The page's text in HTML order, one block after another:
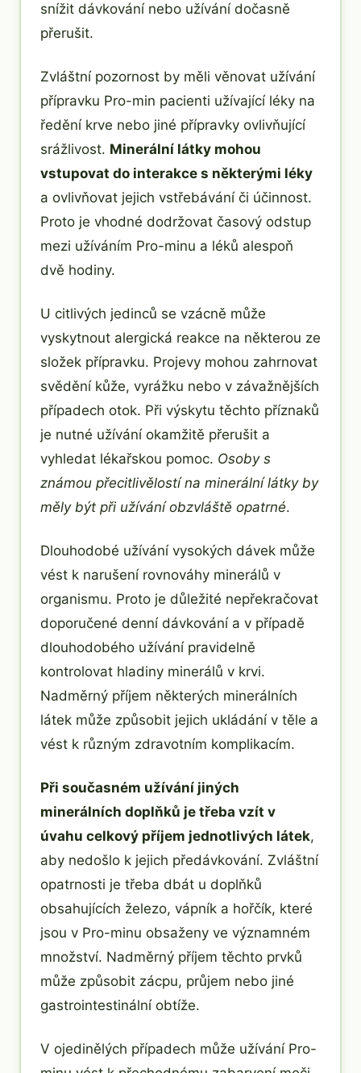
snížit dávkování nebo užívání dočasně
přerušit.
Zvláštní pozornost by měli věnovat užívání
přípravku Pro-min pacienti užívající léky na
ředění krve nebo jiné přípravky ovlivňující
srážlivost. Minerální látky mohou
vstupovat do interakce s některými léky
a ovlivňovat jejich vstřebávání či účinnost.
Proto je vhodné dodržovat časový odstup
mezi užíváním Pro-minu a léků alespoň
dvě hodiny.
U citlivých jedinců se vzácně může
vyskytnout alergická reakce na některou ze
složek přípravku. Projevy mohou zahrnovat
svědění kůže, vyrážku nebo v závažnějších
případech otok. Při výskytu těchto příznaků
je nutné užívání okamžitě přerušit a
vyhledat lékařskou pomoc. Osoby s
známou přecitlivělostí na minerální látky by
měly být při užívání obzvláště opatrné.
Dlouhodobé užívání vysokých dávek může
vést k narušení rovnováhy minerálů v
organismu. Proto je důležité nepřekračovat
doporučené denní dávkování a v případě
dlouhodobého užívání pravidelně
kontrolovat hladiny minerálů v krvi.
Nadměrný příjem některých minerálních
látek může způsobit jejich ukládání v těle a
vést k různým zdravotním komplikacím.
Při současném užívání jiných
minerálních doplňků je třeba vzít v
úvahu celkový příjem jednotlivých látek,
aby nedošlo k jejich předávkování. Zvláštní
opatrnosti je třeba dbát u doplňků
obsahujících železo, vápník a hořčík, které
jsou v Pro-minu obsaženy ve významném
množství. Nadměrný příjem těchto prvků
může způsobit zácpu, průjem nebo jiné
gastrointestinální obtíže.
V ojedinělých případech může užívání Pro-